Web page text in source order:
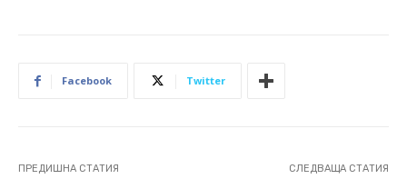
Facebook Twitter
ПРЕДИШНА СТАТИЯ СЛЕДВАЩА СТАТИЯ